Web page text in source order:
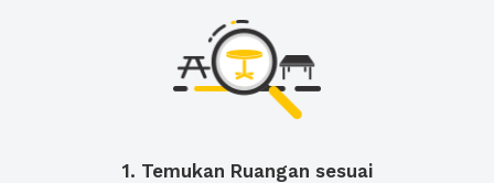
1. Temukan Ruangan sesuai